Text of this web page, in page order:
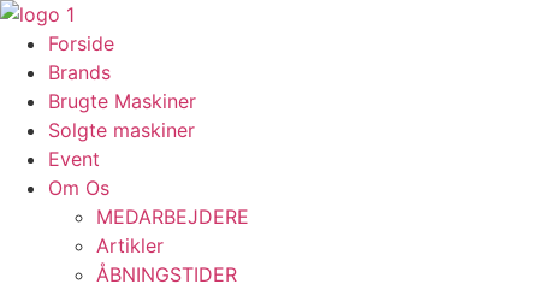
Videre
indhold
Forside
Brands
Brugte Maskiner
Solgte maskiner
Event
Om Os
MEDARBEJDERE
Artikler
ÅBNINGSTIDER